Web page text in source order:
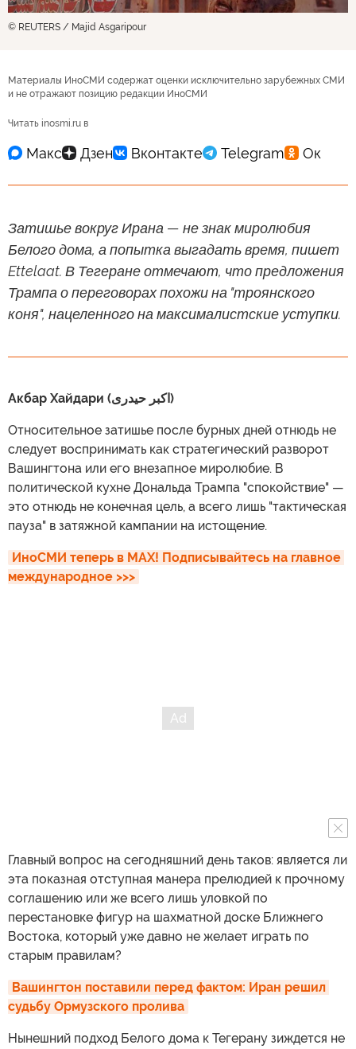
© REUTERS / Majid Asgaripour
Материалы ИноСМИ содержат оценки исключительно зарубежных СМИ
и не отражают позицию редакции ИноСМИ
Читать inosmi.ru в
Затишье вокруг Ирана — не знак миролюбия
Белого дома, а попытка выгадать время, пишет
Ettelaat. В Тегеране отмечают, что предложения
Трампа о переговорах похожи на "троянского
коня", нацеленного на максималистские уступки.
Акбар Хайдари (اکبر حیدری)
Относительное затишье после бурных дней отнюдь не
следует воспринимать как стратегический разворот
Вашингтона или его внезапное миролюбие. В
политической кухне Дональда Трампа "спокойствие" —
это отнюдь не конечная цель, а всего лишь "тактическая
пауза" в затяжной кампании на истощение.
ИноСМИ теперь в MAX! Подписывайтесь на главное
международное >>>
Главный вопрос на сегодняшний день таков: является ли
эта показная отступная манера прелюдией к прочному
соглашению или же всего лишь уловкой по
перестановке фигур на шахматной доске Ближнего
Востока, который уже давно не желает играть по
старым правилам?
Вашингтон поставили перед фактом: Иран решил
судьбу Ормузского пролива
Нынешний подход Белого дома к Тегерану зиждется не